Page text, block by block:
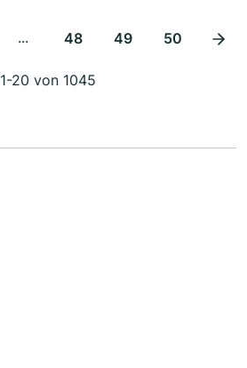
... 48 49 50
1-20 von 1045